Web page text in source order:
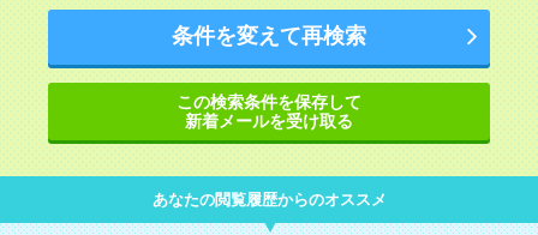
条件を変えて再検索
この検索条件を保存して
新着メールを受け取る
あなたの閲覧履歴からのオススメ